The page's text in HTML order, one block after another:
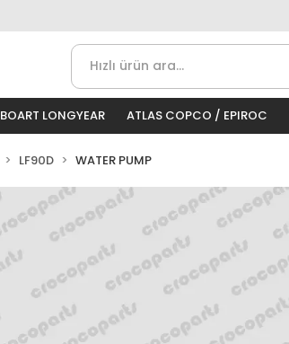
BOART LONGYEAR ATLAS COPCO / EPIROC
LF90D WATER PUMP